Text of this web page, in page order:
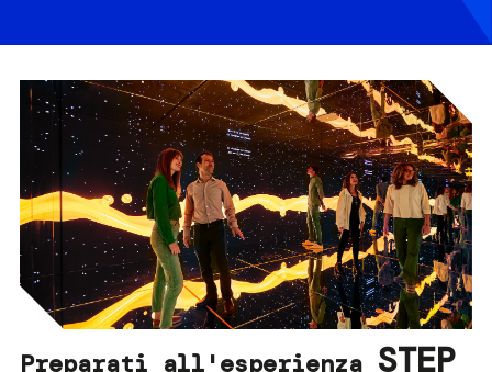
Preparati all'esperienza STEP